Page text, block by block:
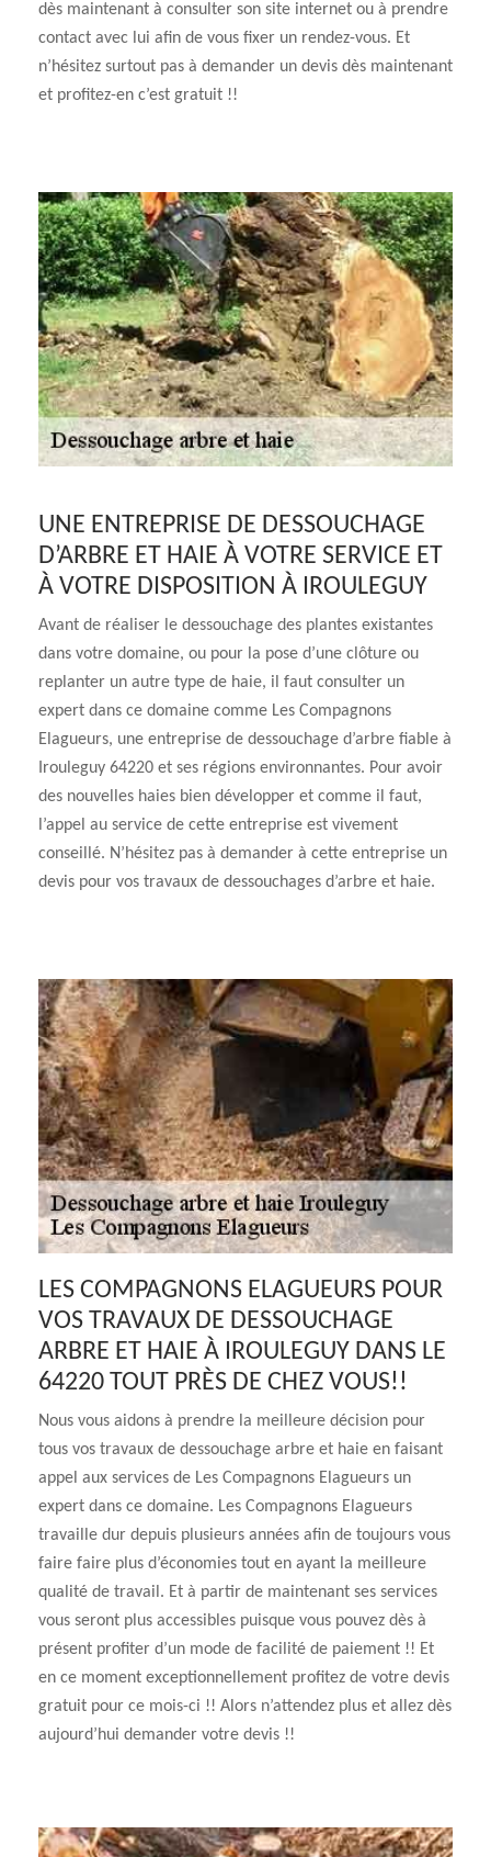
dès maintenant à consulter son site internet ou à prendre
contact avec lui afin de vous fixer un rendez-vous. Et
n’hésitez surtout pas à demander un devis dès maintenant
et profitez-en c’est gratuit !!
UNE ENTREPRISE DE DESSOUCHAGE
D’ARBRE ET HAIE À VOTRE SERVICE ET
À VOTRE DISPOSITION À IROULEGUY
Avant de réaliser le dessouchage des plantes existantes
dans votre domaine, ou pour la pose d’une clôture ou
replanter un autre type de haie, il faut consulter un
expert dans ce domaine comme Les Compagnons
Elagueurs, une entreprise de dessouchage d’arbre fiable à
Irouleguy 64220 et ses régions environnantes. Pour avoir
des nouvelles haies bien développer et comme il faut,
l’appel au service de cette entreprise est vivement
conseillé. N’hésitez pas à demander à cette entreprise un
devis pour vos travaux de dessouchages d’arbre et haie.
LES COMPAGNONS ELAGUEURS POUR
VOS TRAVAUX DE DESSOUCHAGE
ARBRE ET HAIE À IROULEGUY DANS LE
64220 TOUT PRÈS DE CHEZ VOUS!!
Nous vous aidons à prendre la meilleure décision pour
tous vos travaux de dessouchage arbre et haie en faisant
appel aux services de Les Compagnons Elagueurs un
expert dans ce domaine. Les Compagnons Elagueurs
travaille dur depuis plusieurs années afin de toujours vous
faire faire plus d’économies tout en ayant la meilleure
qualité de travail. Et à partir de maintenant ses services
vous seront plus accessibles puisque vous pouvez dès à
présent profiter d’un mode de facilité de paiement !! Et
en ce moment exceptionnellement profitez de votre devis
gratuit pour ce mois-ci !! Alors n’attendez plus et allez dès
aujourd’hui demander votre devis !!